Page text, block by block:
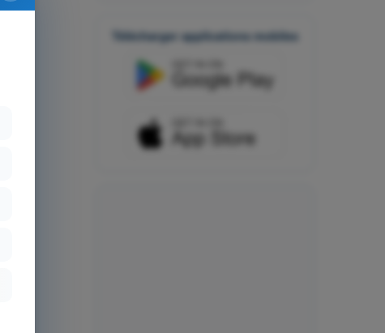
Télécharger applications mobiles